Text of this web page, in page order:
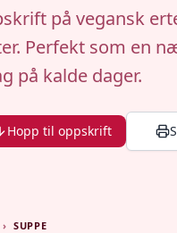
på vegansk
Perfekt som en
på kalde dager.
Hopp til oppskrift
› SUPPE